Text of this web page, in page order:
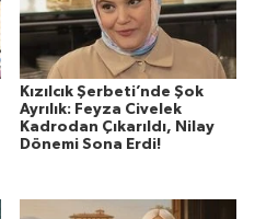
Kızılcık Şerbeti’nde Şok
Ayrılık: Feyza Civelek
Kadrodan Çıkarıldı, Nilay
Dönemi Sona Erdi!